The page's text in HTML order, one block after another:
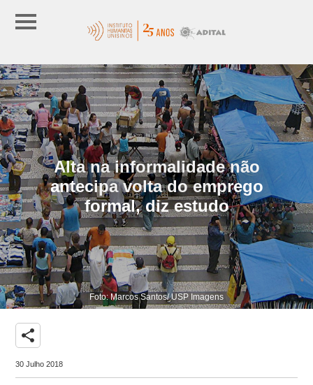
Alta na informalidade não
antecipa volta do emprego
formal, diz estudo
Foto: Marcos Santos/ USP Imagens
share
30 Julho 2018